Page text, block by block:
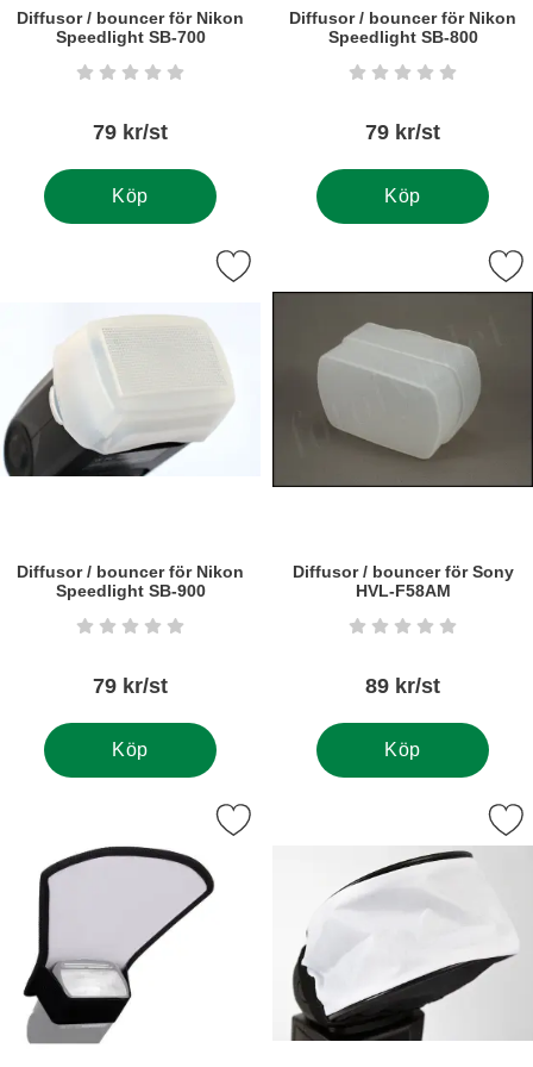
Diffusor / bouncer för Nikon
Speedlight SB-700
Art. nr5820 Betyg: 0 stjärnor av 5
79 kr/st
Köp
Diffusor / bouncer för Nikon
Speedlight SB-800
Art. nr5491 Betyg: 0 stjärnor
79 kr/st
Köp
Diffusor / bouncer för Nikon
Speedlight SB-900
Art. nr5492 Betyg: 0 stjärnor av 5
79 kr/st
Köp
diffusor / bouncer för Nikon Speedlight SB-900 som favorit
Diffusor / bouncer för Sony
HVL-F58AM
Art. nr5497 Betyg: 0 stjärnor
89 kr/st
Köp
Markera diffusor / bouncer för
Markera diffusor för extern blixt som favorit
Markera diffusor / bouncer av